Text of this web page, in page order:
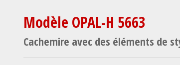
Modèle OPAL-H 5663
Cachemire avec des éléments de